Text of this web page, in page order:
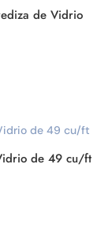
de Vidrio
de 49 cu/ft